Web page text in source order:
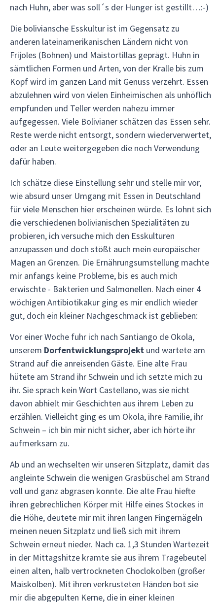
nach Huhn, aber was soll´s der Hunger ist gestillt…:-)
Die boliviansche Esskultur ist im Gegensatz zu
anderen lateinamerikanischen Ländern nicht von
Frijoles (Bohnen) und Maistortillas geprägt. Huhn in
sämtlichen Formen und Arten, von der Kralle bis zum
Kopf wird im ganzen Land mit Genuss verzehrt. Essen
abzulehnen wird von vielen Einheimischen als unhöflich
empfunden und Teller werden nahezu immer
aufgegessen. Viele Bolivianer schätzen das Essen sehr.
Reste werde nicht entsorgt, sondern wiederverwertet,
oder an Leute weitergegeben die noch Verwendung
dafür haben.
Ich schätze diese Einstellung sehr und stelle mir vor,
wie absurd unser Umgang mit Essen in Deutschland
für viele Menschen hier erscheinen würde. Es lohnt sich
die verschiedenen bolivianischen Spezialitäten zu
probieren, ich versuche mich den Esskulturen
anzupassen und doch stößt auch mein europäischer
Magen an Grenzen. Die Ernährungsumstellung machte
mir anfangs keine Probleme, bis es auch mich
erwischte - Bakterien und Salmonellen. Nach einer 4
wöchigen Antibiotikakur ging es mir endlich wieder
gut, doch ein kleiner Nachgeschmack ist geblieben:
Vor einer Woche fuhr ich nach Santiango de Okola,
unserem Dorfentwicklungsprojekt und wartete am
Strand auf die anreisenden Gäste. Eine alte Frau
hütete am Strand ihr Schwein und ich setzte mich zu
ihr. Sie sprach kein Wort Castellano, was sie nicht
davon abhielt mir Geschichten aus ihrem Leben zu
erzählen. Vielleicht ging es um Okola, ihre Familie, ihr
Schwein – ich bin mir nicht sicher, aber ich hörte ihr
aufmerksam zu.
Ab und an wechselten wir unseren Sitzplatz, damit das
angleinte Schwein die wenigen Grasbüschel am Strand
voll und ganz abgrasen konnte. Die alte Frau hiefte
ihren gebrechlichen Körper mit Hilfe eines Stockes in
die Höhe, deutete mir mit ihren langen Fingernägeln
meinen neuen Sitzplatz und ließ sich mit ihrem
Schwein erneut nieder. Nach ca. 1,3 Stunden Wartezeit
in der Mittagshitze kramte sie aus ihrem Tragebeutel
einen alten, halb vertrockneten Choclokolben (großer
Maiskolben). Mit ihren verkrusteten Händen bot sie
mir die abgepulten Kerne, die in einer kleinen